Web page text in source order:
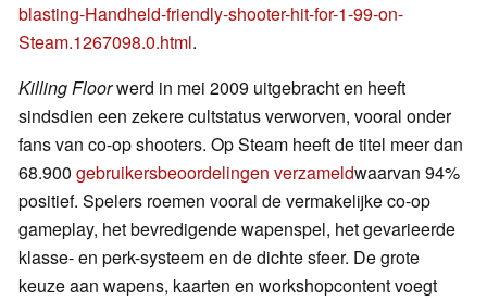
blasting-Handheld-friendly-shooter-hit-for-1-99-on-
Steam.1267098.0.html.
Killing Floorwerd in mei 2009 uitgebracht en heeft
sindsdien een zekere cultstatus verworven, vooral onder
fans van co-op shooters. Op Steam heeft de titel meer dan
68.900 gebruikersbeoordelingen verzameldwaarvan 94%
positief. Spelers roemen vooral de vermakelijke co-op
gameplay, het bevredigende wapenspel, het gevarieerde
klasse- en perk-systeem en de dichte sfeer. De grote
keuze aan wapens, kaarten en workshopcontent voegt